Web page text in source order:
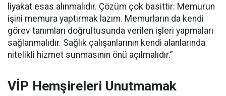
liyakat esas alınmalıdır. Çözüm çok basittir: Memurun
işini memura yaptırmak lazım. Memurların da kendi
görev tanımları doğrultusunda verilen işleri yapmaları
sağlanmalıdır. Sağlık çalışanlarının kendi alanlarında
nitelikli hizmet sunmasının önü açılmalıdır.”
VİP Hemşireleri Unutmamak